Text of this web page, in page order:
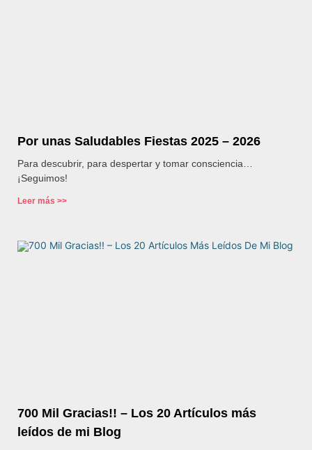
Por unas Saludables Fiestas 2025 – 2026
Para descubrir, para despertar y tomar consciencia…
¡Seguimos!
Leer más >>
700 Mil Gracias!! – Los 20 Artículos más
leídos de mi Blog